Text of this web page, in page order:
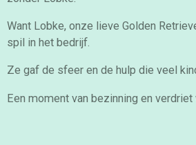
Want Lobke, onze lieve Golden
spil in het bedrijf.
Ze gaf de sfeer en de hulp die veel
Een moment van bezinning en verdriet